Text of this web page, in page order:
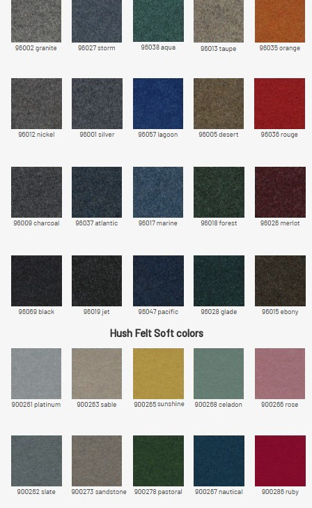
Hush Felt Soft colors